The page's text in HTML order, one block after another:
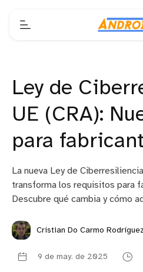
Ley de
UE (CRA):
para
La nueva Ley de
transforma los requisitos para
Descubre qué cambia y cómo
Cristian Do Carmo Rodríguez
9 de may. de 2025